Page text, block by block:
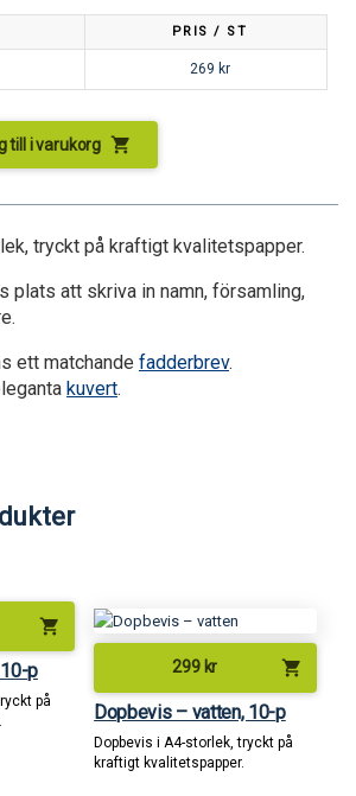
PRIS / ST
269 kr
till i varukorg shopping_cart
tryckt på kraftigt kvalitetspapper.
plats att skriva in namn, församling,
ett matchande fadderbrev.
kuvert.
shopping_cart
p
på
299 kr shopping_cart
Dopbevis – vatten, 10-p
Dopbevis i A4-storlek, tryckt på
kraftigt kvalitetspapper.